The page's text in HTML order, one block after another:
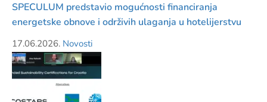
SPECULUM predstavio mogućnosti financiranja
energetske obnove i održivih ulaganja u hotelijerstvu
17.06.2026. Novosti